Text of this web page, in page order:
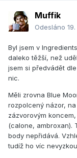
Muffik
Odesláno
Byl jsem v
daleko těžší, než
jsem si předvádět
nic.
Měli zrovna Blue
rozpolcený názor,
zázvorovým
(calone, ambroxan).
body nepřidává.
tudíž ho víc